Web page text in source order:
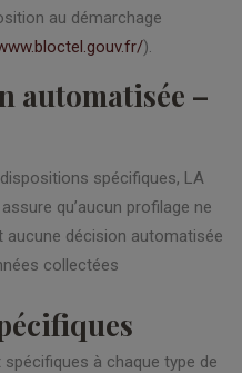
au démarchage
).
automatisée –
spécifiques, LA
assure qu’aucun profilage ne
aucune décision automatisée
collectées
à chaque type de